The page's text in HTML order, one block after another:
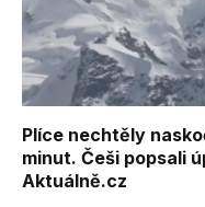
Plíce nechtěly
minut. Češi popsali
Aktuálně.cz